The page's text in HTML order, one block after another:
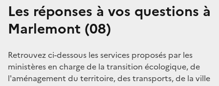
Les réponses à vos questions à
Marlemont (08)
Retrouvez ci-dessous les services proposés par les
ministères en charge de la transition écologique, de
l'aménagement du territoire, des transports, de la ville